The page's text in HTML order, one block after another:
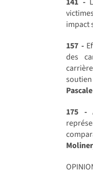
impact
157 -
des
175 -